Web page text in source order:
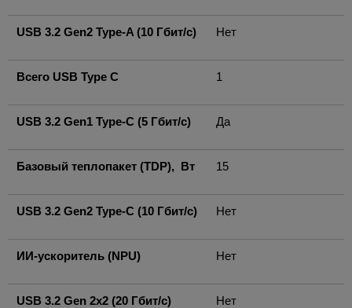
USB 3.2 Gen2 Type-A (10 Гбит/с) Нет
Всего USB Type C 1
USB 3.2 Gen1 Type-C (5 Гбит/с) Да
Базовый теплопакет (TDP), Вт 15
USB 3.2 Gen2 Type-C (10 Гбит/с) Нет
ИИ-ускоритель (NPU) Нет
USB 3.2 Gen 2x2 (20 Гбит/с) Нет